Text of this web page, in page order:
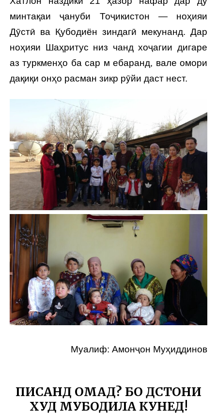
минтақаи ҷануби Тоҷикистон — ноҳияи
Дӯстӣ ва Қубодиён зиндагӣ мекунанд. Дар
ноҳияи Шаҳритус низ чанд хоҷагии дигаре
аз туркменҳо ба сар м ебаранд, вале омори
дақиқи онҳо расман зикр рӯйи даст нест.
Муалиф: Амонҷон Муҳиддинов
ПИСАНД ОМАД? БО ДӮСТОНИ
ХУД МУБОДИЛА КУНЕД!